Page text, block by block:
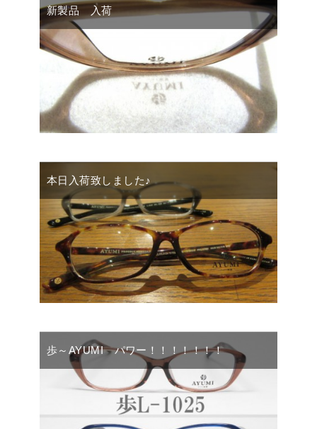
新製品 入荷
本日入荷致しました♪
歩～AYUMI パワー！！！！！！！